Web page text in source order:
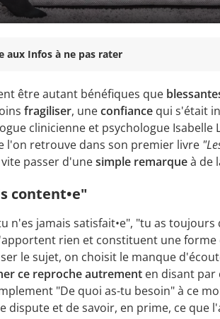
aux Infos à ne pas rater
être autant bénéfiques que
fragiliser, uneconfiance qui s'était
clinicienne et psychologue Isabelle
l'on retrouve dans son premier livre
passer d'unesimple remarqueà de
content•e"
n'es jamais satisfait•e", "tu as
rien et constituent une forme
le sujet, on choisit le manque
ce reproche autrement en disant par
"De quoi as-tu besoin" à ce
dispute et de savoir, en prime, ce que